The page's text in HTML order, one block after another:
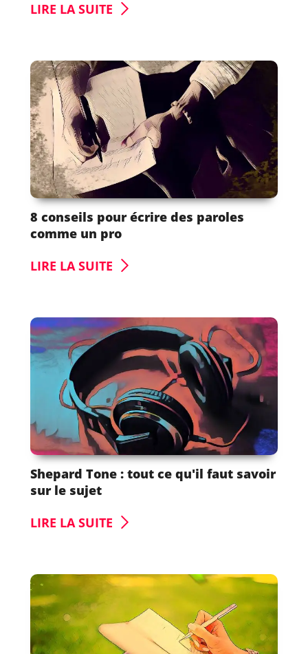
LIRE LA SUITE
8 conseils pour écrire des paroles
comme un pro
LIRE LA SUITE
Shepard Tone : tout ce qu'il faut savoir
sur le sujet
LIRE LA SUITE